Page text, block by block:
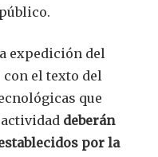
expedición del
con el texto del
que
deberán
por la